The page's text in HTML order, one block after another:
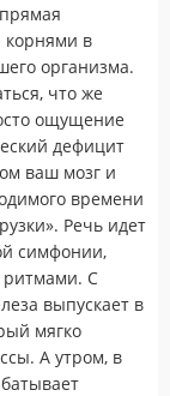
корнями в
организма.
что же
ощущение
дефицит
ваш мозг и
времени
Речь идет
симфонии,
ритмами. С
выпускает в
мягко
А утром, в